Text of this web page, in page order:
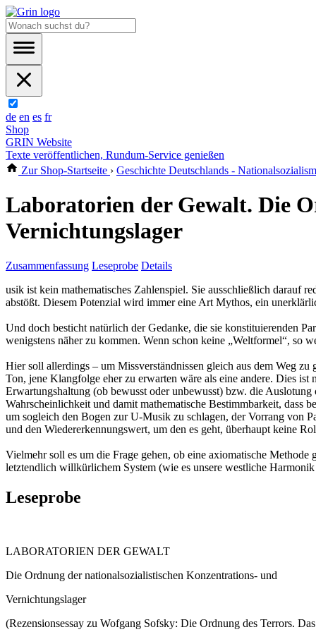
de en es fr
Shop
GRIN Website
Texte veröffentlichen, Rundum-Service genießen
Zur Shop-Startseite › Geschichte Deutschlands -
Laboratorien der Gewalt. Die
Vernichtungslager
Zusammenfassung Leseprobe Details
usik ist kein mathematisches Zahlenspiel. Sie ausschließlich darauf
abstößt. Diesem Potenzial wird immer eine Art Mythos, ein
Und doch besticht natürlich der Gedanke, die sie konstituierenden
wenigstens näher zu kommen. Wenn schon keine „Weltformel“, so
Hier soll allerdings – um Missverständnissen gleich aus dem Weg zu
Ton, jene Klangfolge eher zu erwarten wäre als eine andere. Dies
Erwartungshaltung (ob bewusst oder unbewusst) bzw. die
Wahrscheinlichkeit und damit mathematische Bestimmbarkeit, dass
um sogleich den Bogen zur U-Musik zu schlagen, der Vorrang von
und den Wiedererkennungswert, um den es geht, überhaupt keine
Vielmehr soll es um die Frage gehen, ob eine axiomatische
letztendlich willkürlichem System (wie es unsere westliche
Leseprobe
LABORATORIEN DER GEWALT
Die Ordnung der nationalsozialistischen Konzentrations- und
Vernichtungslager
(Rezensionsessay zu Wofgang Sofsky: Die Ordnung des Terrors.